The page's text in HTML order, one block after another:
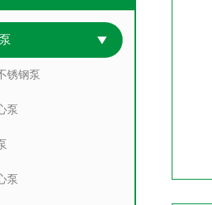
锈钢泵
泵
泵